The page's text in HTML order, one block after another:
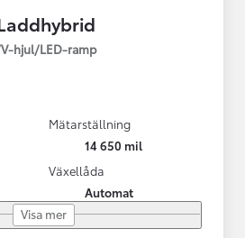
hjul/LED-ramp
Mätarställning
14 650 mil
Växellåda
Automat
Visa mer